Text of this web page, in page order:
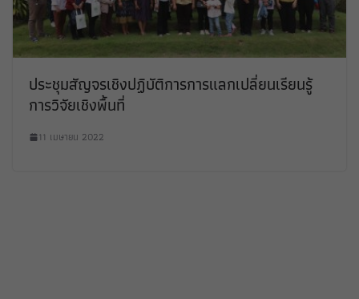
ประชุมสัญจรเชิงปฏิบัติการการแลกเปลี่ยนเรียนรู้
การวิจัยเชิงพื้นที่
11 เมษายน 2022